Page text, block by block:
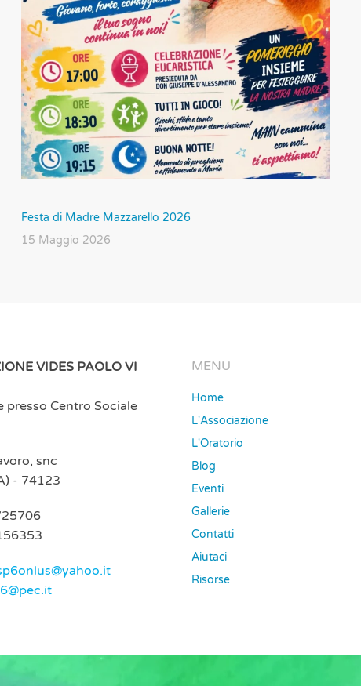
Festa di Madre Mazzarello 2026
15 Maggio 2026
VIDES PAOLO VI
presso Centro Sociale
snc
- 74123
MENU
Home
L'Associazione
L'Oratorio
Blog
Eventi
Gallerie
Contatti
Aiutaci
Risorse